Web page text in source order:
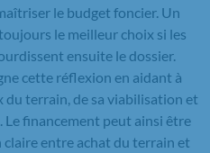
le budget foncier. Un
le meilleur choix si les
ensuite le dossier.
cette réflexion en aidant à
du terrain, de sa viabilisation et
Le financement peut ainsi être
entre achat du terrain et